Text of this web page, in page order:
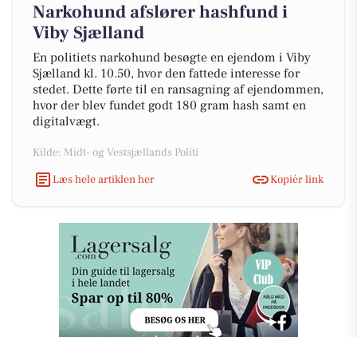
Narkohund afslører hashfund i
Viby Sjælland
En politiets narkohund besøgte en ejendom i Viby
Sjælland kl. 10.50, hvor den fattede interesse for
stedet. Dette førte til en ransagning af ejendommen,
hvor der blev fundet godt 180 gram hash samt en
digitalvægt.
Kilde: Midt- og Vestsjællands Politi
Læs hele artiklen her
Kopiér link